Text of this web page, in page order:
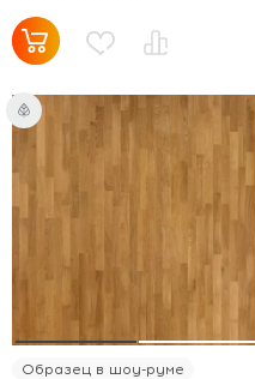
Образец в шоу-руме